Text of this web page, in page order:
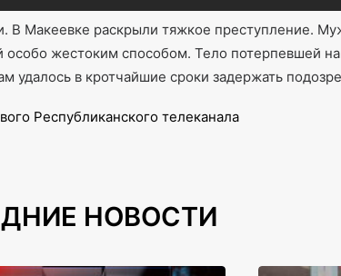
В Макеевке раскрыли тяжкое преступление.
особо жестоким способом. Тело потерпевшей
удалось в кротчайшие сроки задержать
Республиканского телеканала
НОВОСТИ